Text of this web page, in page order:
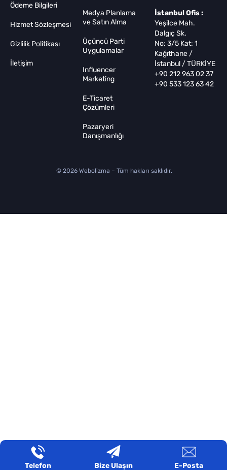
Ödeme Bilgileri
Hizmet Sözleşmesi
Gizlilik Politikası
İletişim
Medya Planlama
ve Satın Alma
Üçüncü Parti
Uygulamalar
Influencer
Marketing
E-Ticaret
Çözümleri
Pazaryeri
Danışmanlığı
İstanbul Ofis :
Yeşilce Mah.
Dalgıç Sk.
No: 3/5 Kat: 1
Kağıthane /
İstanbul / TÜRKİYE
+90 212 963 02 37
+90 533 123 63 42
© 2026 Webolizma – Tüm hakları saklıdır.
Telefon Bize Ulaşın E-Posta